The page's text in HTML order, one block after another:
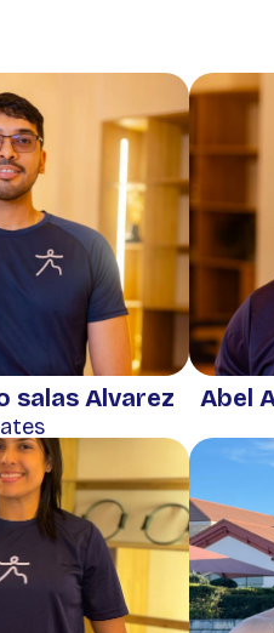
salas Alvarez Abel